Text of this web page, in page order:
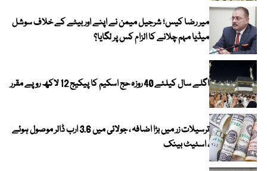
میر رضا کیس؛ شرجیل میمن نے اپنے اور بیٹے کے خلاف سوشل
میڈیا مہم چلانے کا الزام کس پر لگایا؟
اگلے سال کیلئے 40 روزہ حج اسکیم کا پیکیج 12 لاکھ روپے مقرر
ترسیلات زر میں بڑا اضافہ ، جولائی میں 3.6 ارب ڈالر موصول ہوئے
، اسٹیٹ بینک